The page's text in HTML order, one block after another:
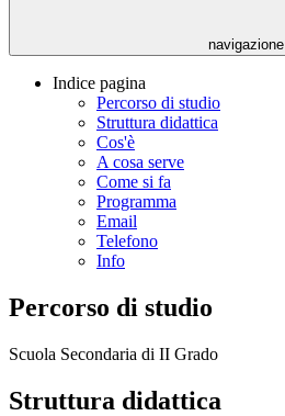
navigazione
Indice pagina
Percorso di studio
Struttura didattica
Cos'è
A cosa serve
Come si fa
Programma
Email
Telefono
Info
Percorso di studio
Scuola Secondaria di II Grado
Struttura didattica